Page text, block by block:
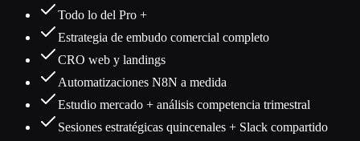
Todo lo del Pro +
Estrategia de embudo comercial completo
CRO web y landings
Automatizaciones N8N a medida
Estudio mercado + análisis competencia trimestral
Sesiones estratégicas quincenales + Slack compartido